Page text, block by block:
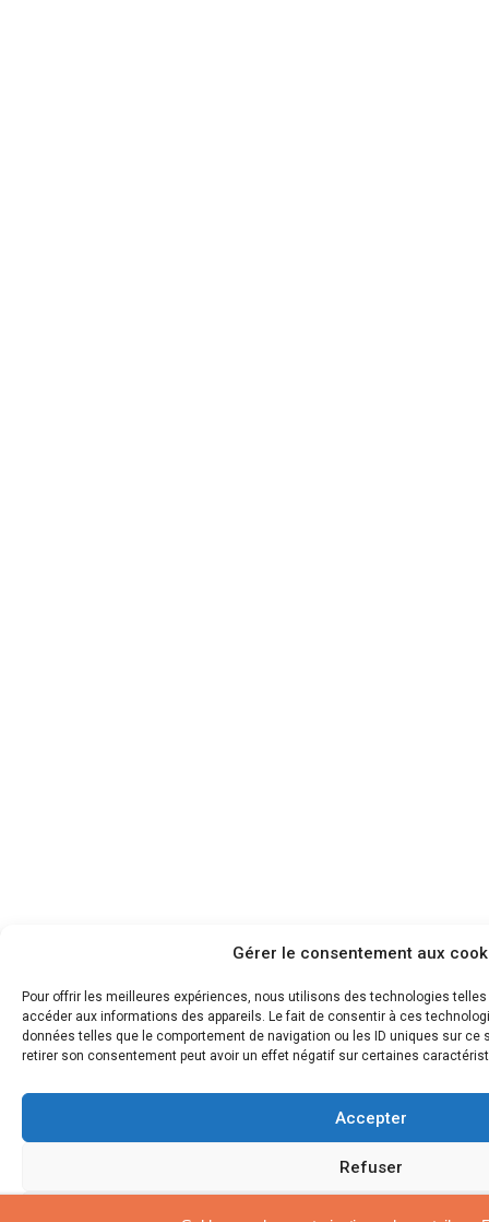
Gérer le consentement aux
Pour offrir les meilleures expériences, nous utilisons des technologies
accéder aux informations des appareils. Le fait de consentir à ces
données telles que le comportement de navigation ou les ID uniques sur ce
retirer son consentement peut avoir un effet négatif sur certaines
Accepter
Refuser
Voir les préférences